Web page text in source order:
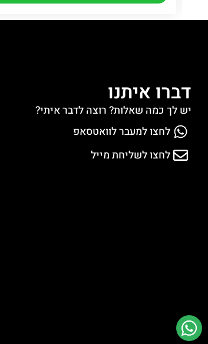
דברו איתנו
יש לך כמה שאלות? רוצה לדבר איתי?
לחצו למעבר לוואטסאפ
לחצו לשליחת מייל